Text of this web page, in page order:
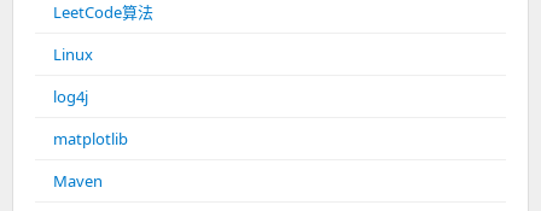
LeetCode算法
Linux
log4j
matplotlib
Maven